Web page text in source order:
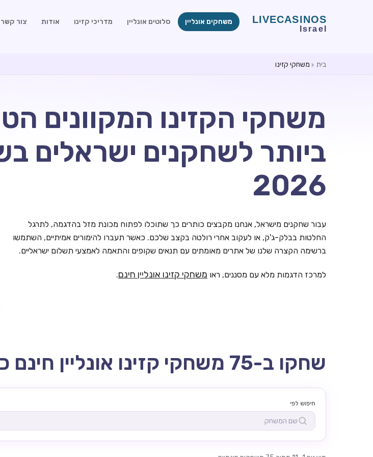
משחקים אונליין סלוטים אונליין מדריכי קזינו אודות צור קשר
בית משחקי קזינו
משחקי הקזינו המקוונים
ביותר לשחקנים ישראלים
2026
עבור שחקנים מישראל, אנחנו מקבצים כותרים כך שתוכלו לפתוח מכונת מזל בהדגמה, לתרגל
החלטות בבלק-ג'ק, או לעקוב אחרי רולטה בקצב שלכם. כאשר תעברו להימורים אמיתיים, השתמשו
ברשימה הקצרה שלנו של אתרים מאומתים עם תנאים שקופים והתאמה לאמצעי תשלום ישראליים.
למרכז הדגמות מלא עם מסננים, ראו משחקי קזינו אונליין חינם.
שחקו ב-75 משחקי קזינו אונליין חינם כאן
חיפוש לפי